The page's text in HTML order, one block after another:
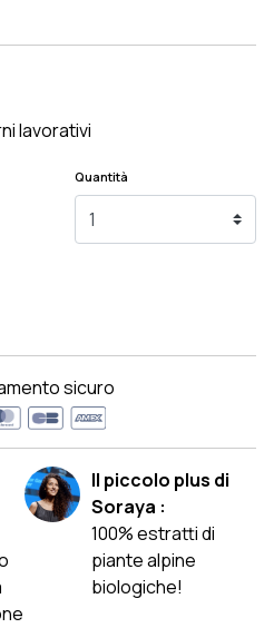
lavorativi
Quantità
sicuro
Il piccolo plus di
Soraya :
100% estratti di
piante alpine
biologiche!